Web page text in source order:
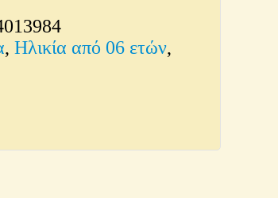
,Ηλικία από 06 ετών,